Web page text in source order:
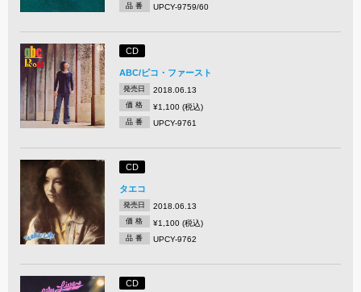
品 番 UPCY-9759/60
CD
ABC/ピコ・ファースト
発売日 2018.06.13
価 格 ¥1,100 (税込)
品 番 UPCY-9761
CD
タエコ
発売日 2018.06.13
価 格 ¥1,100 (税込)
品 番 UPCY-9762
CD